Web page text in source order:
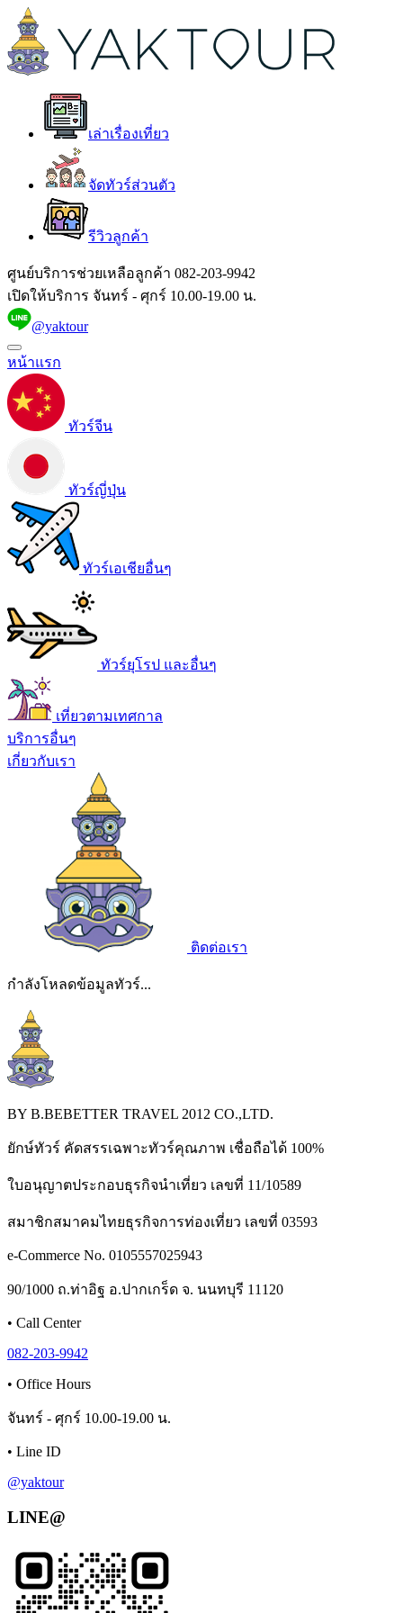
เล่าเรื่องเที่ยว
จัดทัวร์ส่วนตัว
รีวิวลูกค้า
ศูนย์บริการช่วยเหลือลูกค้า 082-203-9942
เปิดให้บริการ จันทร์ - ศุกร์ 10.00-19.00 น.
@yaktour
หน้าแรก
ทัวร์จีน
ทัวร์ญี่ปุ่น
ทัวร์เอเชียอื่นๆ
ทัวร์ยุโรป และอื่นๆ
เที่ยวตามเทศกาล
บริการอื่นๆ
เกี่ยวกับเรา
ติดต่อเรา
กำลังโหลดข้อมูลทัวร์...
BY B.BEBETTER TRAVEL 2012 CO.,LTD.
ยักษ์ทัวร์ คัดสรรเฉพาะทัวร์คุณภาพ เชื่อถือได้ 100%
ใบอนุญาตประกอบธุรกิจนำเที่ยว เลขที่ 11/10589
สมาชิกสมาคมไทยธุรกิจการท่องเที่ยว เลขที่ 03593
e-Commerce No. 0105557025943
90/1000 ถ.ท่าอิฐ อ.ปากเกร็ด จ. นนทบุรี 11120
• Call Center
082-203-9942
• Office Hours
จันทร์ - ศุกร์ 10.00-19.00 น.
• Line ID
@yaktour
LINE@